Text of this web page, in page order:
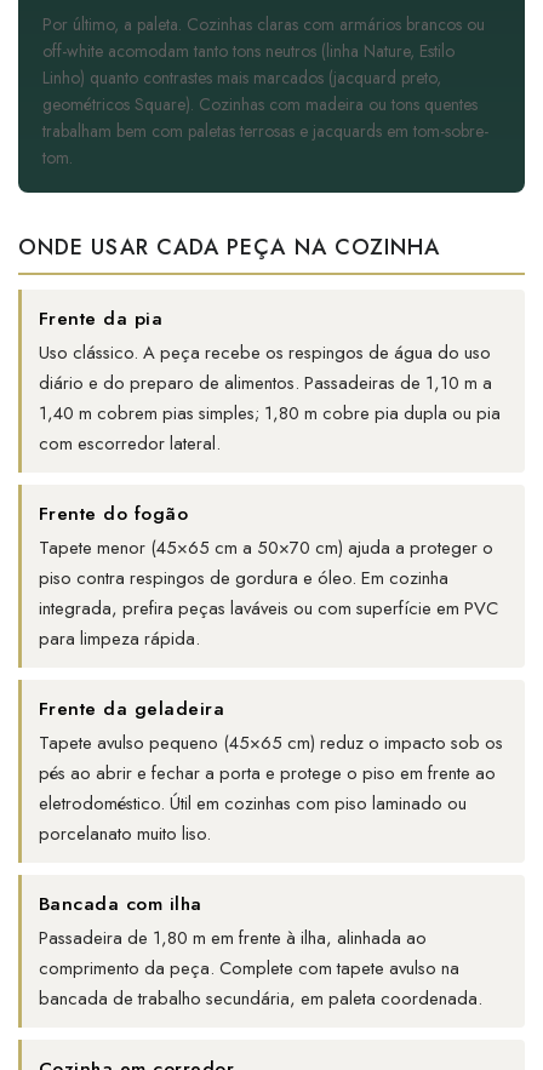
Por último, a paleta. Cozinhas claras com armários brancos ou
off-white acomodam tanto tons neutros (linha Nature, Estilo
Linho) quanto contrastes mais marcados (jacquard preto,
geométricos Square). Cozinhas com madeira ou tons quentes
trabalham bem com paletas terrosas e jacquards em tom-sobre-
tom.
ONDE USAR CADA PEÇA NA COZINHA
Frente da pia
Uso clássico. A peça recebe os respingos de água do uso
diário e do preparo de alimentos. Passadeiras de 1,10 m a
1,40 m cobrem pias simples; 1,80 m cobre pia dupla ou pia
com escorredor lateral.
Frente do fogão
Tapete menor (45×65 cm a 50×70 cm) ajuda a proteger o
piso contra respingos de gordura e óleo. Em cozinha
integrada, prefira peças laváveis ou com superfície em PVC
para limpeza rápida.
Frente da geladeira
Tapete avulso pequeno (45×65 cm) reduz o impacto sob os
pés ao abrir e fechar a porta e protege o piso em frente ao
eletrodoméstico. Útil em cozinhas com piso laminado ou
porcelanato muito liso.
Bancada com ilha
Passadeira de 1,80 m em frente à ilha, alinhada ao
comprimento da peça. Complete com tapete avulso na
bancada de trabalho secundária, em paleta coordenada.